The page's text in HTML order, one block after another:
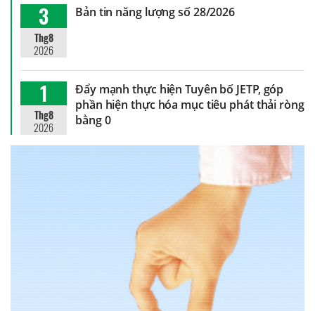
3
Thg8
2026
Bản tin năng lượng số 28/2026
1
Thg8
2026
Đẩy mạnh thực hiện Tuyên bố JETP, góp
phần hiện thực hóa mục tiêu phát thải ròng
bằng 0